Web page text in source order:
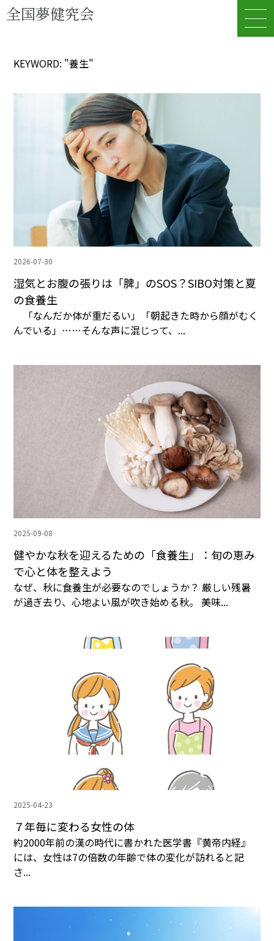
全国夢健究会
KEYWORD: "養生"
2026-07-30
湿気とお腹の張りは「脾」のSOS？SIBO対策と夏
の食養生
「なんだか体が重だるい」「朝起きた時から顔がむく
んでいる」……そんな声に混じって、...
2025-09-08
健やかな秋を迎えるための「食養生」：旬の恵み
で心と体を整えよう
なぜ、秋に食養生が必要なのでしょうか？ 厳しい残暑
が過ぎ去り、心地よい風が吹き始める秋。 美味...
2025-04-23
７年毎に変わる女性の体
約2000年前の漢の時代に書かれた医学書『黄帝内経』
には、女性は7の倍数の年齢で体の変化が訪れると記
さ...